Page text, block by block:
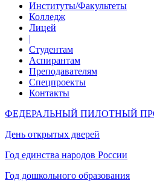
Институты/Факультеты
Колледж
Лицей
|
Студентам
Аспирантам
Преподавателям
Спецпроекты
Контакты
ФЕДЕРАЛЬНЫЙ ПИЛОТНЫЙ
День открытых дверей
Год единства народов России
Год дошкольного образования